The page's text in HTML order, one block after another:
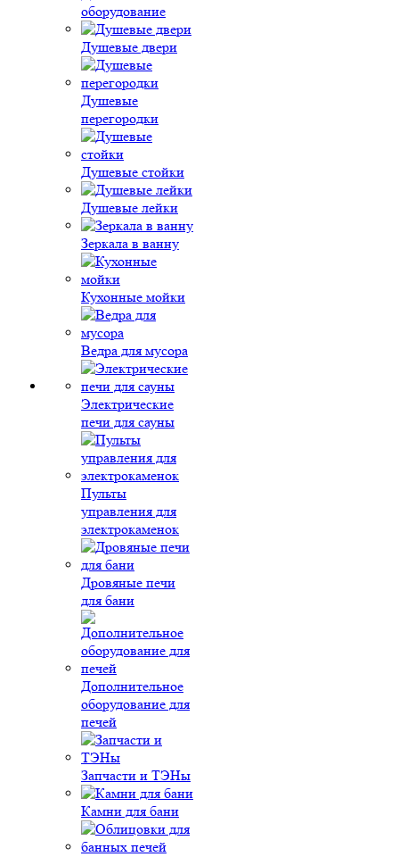
оборудование
Душевые двери
Душевые
перегородки
Душевые стойки
Душевые лейки
Зеркала в ванну
Кухонные мойки
Ведра для мусора
Электрические
печи для сауны
Пульты
управления для
электрокаменок
Дровяные печи
для бани
Дополнительное
оборудование для
печей
Запчасти и ТЭНы
Камни для бани